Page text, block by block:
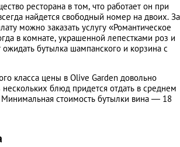
ресторана в том, что работает он при
найдется свободный номер на двоих. За
можно заказать услугу «Романтическое
в комнате, украшенной лепестками роз и
ожидать бутылка шампанского и корзина с
класса цены в Olive Garden довольно
блюд придется отдать в среднем
стоимость бутылки вина — 18